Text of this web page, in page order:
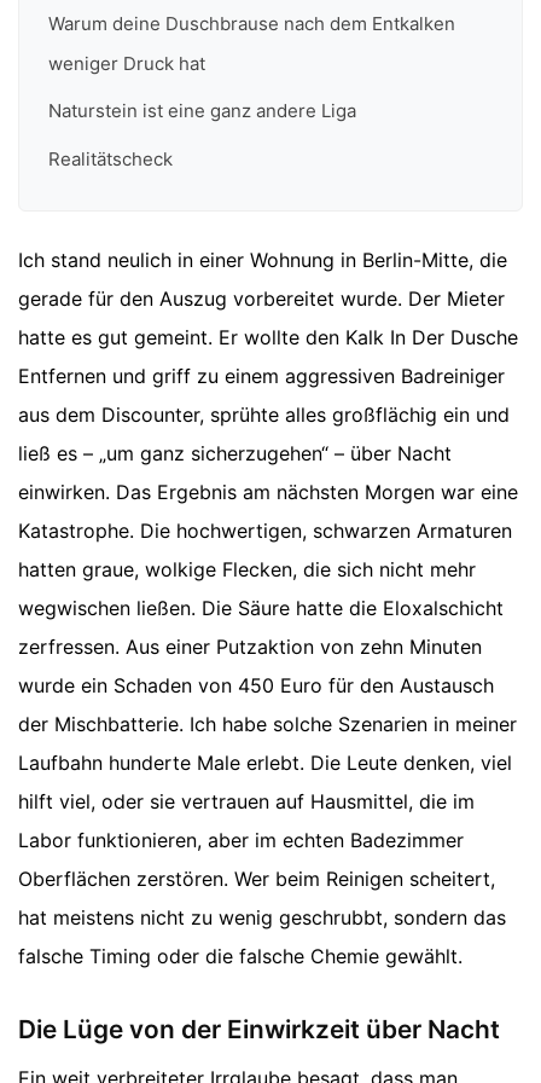
Warum deine Duschbrause nach dem Entkalken
weniger Druck hat
Naturstein ist eine ganz andere Liga
Realitätscheck
Ich stand neulich in einer Wohnung in Berlin-Mitte, die
gerade für den Auszug vorbereitet wurde. Der Mieter
hatte es gut gemeint. Er wollte den Kalk In Der Dusche
Entfernen und griff zu einem aggressiven Badreiniger
aus dem Discounter, sprühte alles großflächig ein und
ließ es – „um ganz sicherzugehen“ – über Nacht
einwirken. Das Ergebnis am nächsten Morgen war eine
Katastrophe. Die hochwertigen, schwarzen Armaturen
hatten graue, wolkige Flecken, die sich nicht mehr
wegwischen ließen. Die Säure hatte die Eloxalschicht
zerfressen. Aus einer Putzaktion von zehn Minuten
wurde ein Schaden von 450 Euro für den Austausch
der Mischbatterie. Ich habe solche Szenarien in meiner
Laufbahn hunderte Male erlebt. Die Leute denken, viel
hilft viel, oder sie vertrauen auf Hausmittel, die im
Labor funktionieren, aber im echten Badezimmer
Oberflächen zerstören. Wer beim Reinigen scheitert,
hat meistens nicht zu wenig geschrubbt, sondern das
falsche Timing oder die falsche Chemie gewählt.
Die Lüge von der Einwirkzeit über Nacht
Ein weit verbreiteter Irrglaube besagt, dass man